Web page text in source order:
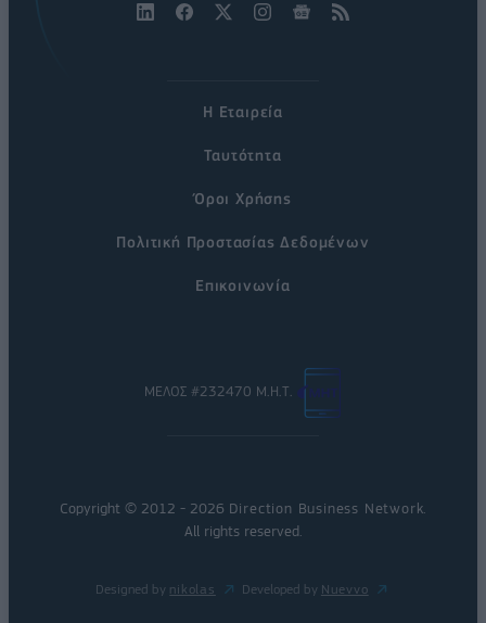
Η Εταιρεία
Ταυτότητα
Όροι Χρήσης
Πολιτική Προστασίας Δεδομένων
Επικοινωνία
ΜΕΛΟΣ #232470 Μ.Η.Τ.
Copyright © 2012 - 2026 Direction Business Network.
All rights reserved.
Designed by nikolas Developed by Nuevvo